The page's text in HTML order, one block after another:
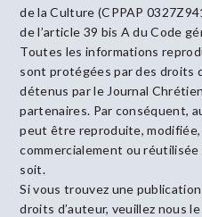
de la Culture (CPPAP
de l’article 39 bis A du Code
Toutes les informations
sont protégées par des droits
détenus par le Journal
partenaires. Par conséquent,
peut être reproduite,
commercialement ou
soit.
Si vous trouvez une
droits d’auteur, veuillez nous